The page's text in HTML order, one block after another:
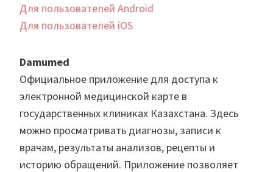
Для пользователей Android
Для пользователей iOS
Damumed
Официальное приложение для доступа к
электронной медицинской карте в
государственных клиниках Казахстана. Здесь
можно просматривать диагнозы, записи к
врачам, результаты анализов, рецепты и
историю обращений. Приложение позволяет